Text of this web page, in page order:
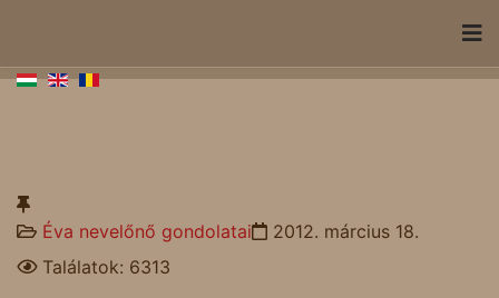
Éva nevelőnő gondolatai
2012. március 18.
Találatok: 6313